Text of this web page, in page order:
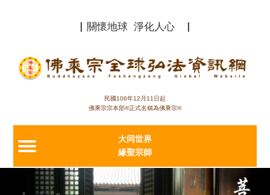
▏關懷地球 淨化人心 ▏
民國106年12月11日起
佛乘宗宗本部®正式名稱為佛乘宗®
大同世界
緣聖宗師